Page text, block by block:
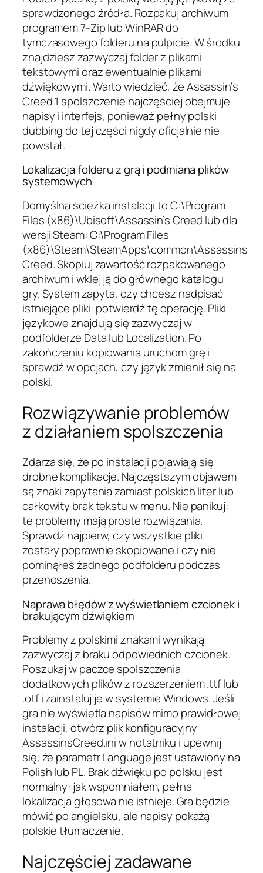
sprawdzonego źródła. Rozpakuj archiwum
programem 7-Zip lub WinRAR do
tymczasowego folderu na pulpicie. W środku
znajdziesz zazwyczaj folder z plikami
tekstowymi oraz ewentualnie plikami
dźwiękowymi. Warto wiedzieć, że Assassin’s
Creed 1 spolszczenie najczęściej obejmuje
napisy i interfejs, ponieważ pełny polski
dubbing do tej części nigdy oficjalnie nie
powstał.
Lokalizacja folderu z grą i podmiana plików
systemowych
Domyślna ścieżka instalacji to C:\Program
Files (x86)\Ubisoft\Assassin’s Creed lub dla
wersji Steam: C:\Program Files
(x86)\Steam\SteamApps\common\Assassins
Creed. Skopiuj zawartość rozpakowanego
archiwum i wklej ją do głównego katalogu
gry. System zapyta, czy chcesz nadpisać
istniejące pliki: potwierdź tę operację. Pliki
językowe znajdują się zazwyczaj w
podfolderze Data lub Localization. Po
zakończeniu kopiowania uruchom grę i
sprawdź w opcjach, czy język zmienił się na
polski.
Rozwiązywanie problemów
z działaniem spolszczenia
Zdarza się, że po instalacji pojawiają się
drobne komplikacje. Najczęstszym objawem
są znaki zapytania zamiast polskich liter lub
całkowity brak tekstu w menu. Nie panikuj:
te problemy mają proste rozwiązania.
Sprawdź najpierw, czy wszystkie pliki
zostały poprawnie skopiowane i czy nie
pominąłeś żadnego podfolderu podczas
przenoszenia.
Naprawa błędów z wyświetlaniem czcionek i
brakującym dźwiękiem
Problemy z polskimi znakami wynikają
zazwyczaj z braku odpowiednich czcionek.
Poszukaj w paczce spolszczenia
dodatkowych plików z rozszerzeniem .ttf lub
.otf i zainstaluj je w systemie Windows. Jeśli
gra nie wyświetla napisów mimo prawidłowej
instalacji, otwórz plik konfiguracyjny
AssassinsCreed.ini w notatniku i upewnij
się, że parametr Language jest ustawiony na
Polish lub PL. Brak dźwięku po polsku jest
normalny: jak wspomniałem, pełna
lokalizacja głosowa nie istnieje. Gra będzie
mówić po angielsku, ale napisy pokażą
polskie tłumaczenie.
Najczęściej zadawane